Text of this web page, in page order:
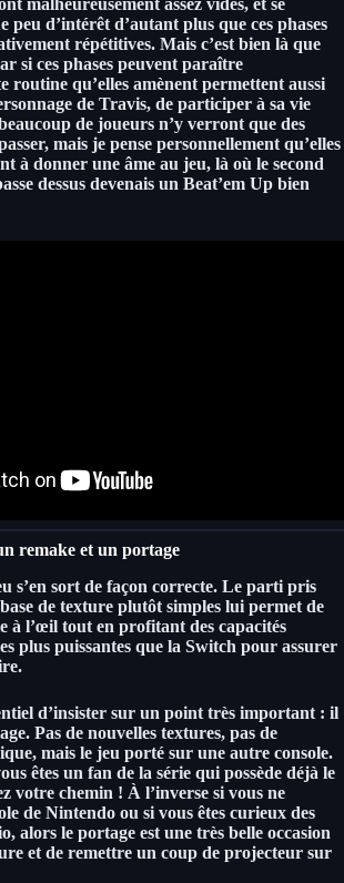
peu d’intérêt d’autant plus que ces phases
répétitives. Mais c’est bien là que
si ces phases peuvent paraître
routine qu’elles amènent permettent aussi
de Travis, de participer à sa vie
de joueurs n’y verront que des
mais je pense personnellement qu’elles
à donner une âme au jeu, là où le second
dessus devenais un Beat’em Up bien
remake et un portage
s’en sort de façon correcte. Le parti pris
de texture plutôt simples lui permet de
à l’œil tout en profitant des capacités
plus puissantes que la Switch pour assurer
d’insister sur un point très important : il
Pas de nouvelles textures, pas de
mais le jeu porté sur une autre console.
êtes un fan de la série qui possède déjà le
votre chemin ! À l’inverse si vous ne
de Nintendo ou si vous êtes curieux des
alors le portage est une très belle occasion
et de remettre un coup de projecteur sur